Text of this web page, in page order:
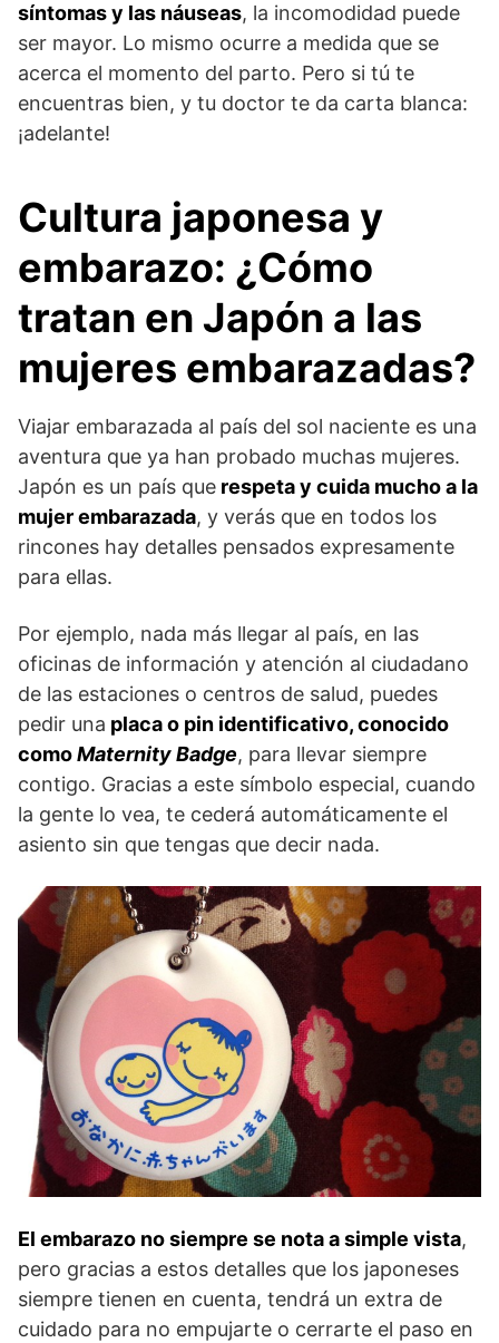
síntomas y las náuseas, la incomodidad puede
ser mayor. Lo mismo ocurre a medida que se
acerca el momento del parto. Pero si tú te
encuentras bien, y tu doctor te da carta blanca:
¡adelante!
Cultura japonesa y
embarazo: ¿Cómo
tratan en Japón a las
mujeres embarazadas?
Viajar embarazada al país del sol naciente es una
aventura que ya han probado muchas mujeres.
Japón es un país que respeta y cuida mucho a la
mujer embarazada, y verás que en todos los
rincones hay detalles pensados expresamente
para ellas.
Por ejemplo, nada más llegar al país, en las
oficinas de información y atención al ciudadano
de las estaciones o centros de salud, puedes
pedir una placa o pin identificativo, conocido
comoMaternity Badge, para llevar siempre
contigo. Gracias a este símbolo especial, cuando
la gente lo vea, te cederá automáticamente el
asiento sin que tengas que decir nada.
El embarazo no siempre se nota a simple vista,
pero gracias a estos detalles que los japoneses
siempre tienen en cuenta, tendrá un extra de
cuidado para no empujarte o cerrarte el paso en